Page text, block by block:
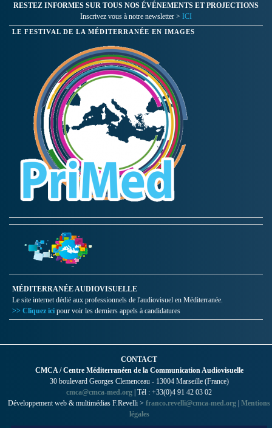
RESTEZ INFORMES SUR TOUS NOS ÉVÉNEMENTS ET PROJECTIONS
Inscrivez vous à notre newsletter > ICI
LE FESTIVAL DE LA MÉDITERRANÉE EN IMAGES
MÉDITERRANÉE AUDIOVISUELLE
Le site internet dédié aux professionnels de l'audiovisuel en Méditerranée.
>> Cliquez ici pour voir les derniers appels à candidatures
CONTACT
CMCA / Centre Méditerranéen de la Communication Audiovisuelle
30 boulevard Georges Clemenceau - 13004 Marseille (France)
cmca@cmca-med.org | Tél : +33(0)4 91 42 03 02
Développement web & multimédias F.Revelli > franco.revelli@cmca-med.org | Mentions
légales